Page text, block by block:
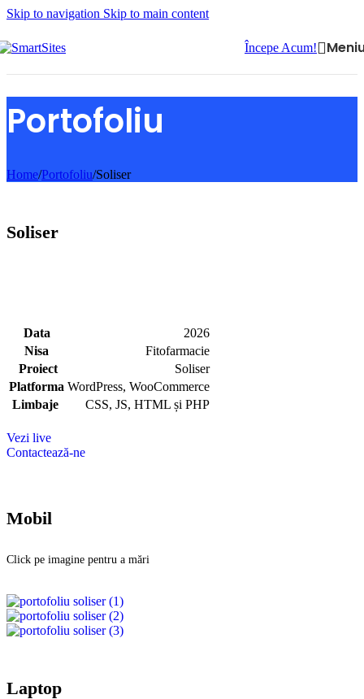
Skip to navigation Skip to main content
Începe Acum!
Portofoliu
Home/Portofoliu/Soliser
Soliser
Data
2026
Nisa
Fitofarmacie
Proiect
Soliser
Platforma WordPress, WooCommerce
Limbaje
CSS, JS, HTML și PHP
Vezi live
Contactează-ne
Mobil
Click pe imagine pentru a mări
Laptop